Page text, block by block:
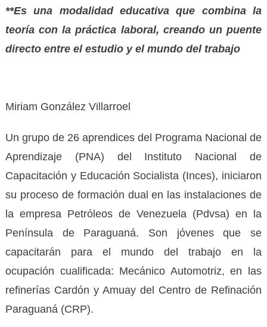
**Es una modalidad educativa que combina la
teoría con la práctica laboral, creando un puente
directo entre el estudio y el mundo del trabajo
Miriam González Villarroel
Un grupo de 26 aprendices del Programa Nacional de
Aprendizaje (PNA) del Instituto Nacional de
Capacitación y Educación Socialista (Inces), iniciaron
su proceso de formación dual en las instalaciones de
la empresa Petróleos de Venezuela (Pdvsa) en la
Península de Paraguaná. Son jóvenes que se
capacitarán para el mundo del trabajo en la
ocupación cualificada: Mecánico Automotriz, en las
refinerías Cardón y Amuay del Centro de Refinación
Paraguaná (CRP).